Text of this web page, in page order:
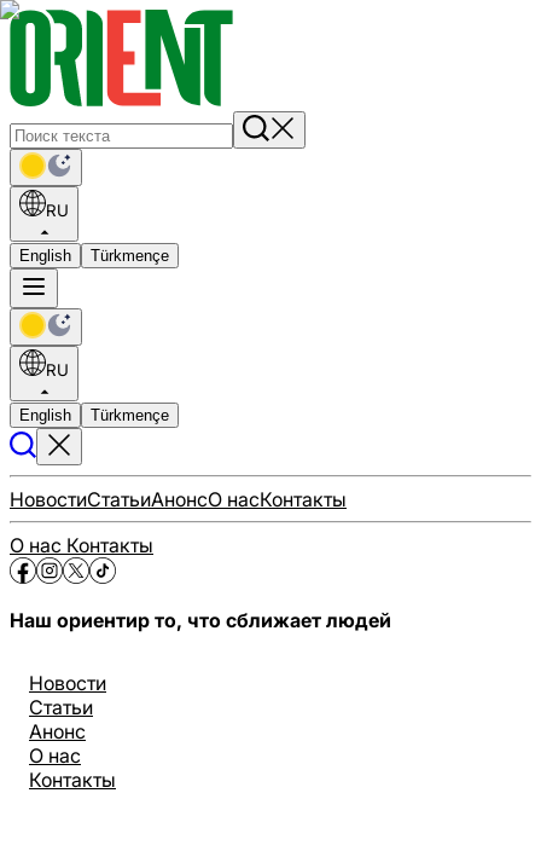
RU
English Türkmençe
RU
English Türkmençe
НовостиСтатьиАнонсО насКонтакты
О нас Контакты
Наш ориентир то, что сближает людей
Новости
Статьи
Анонс
О нас
Контакты